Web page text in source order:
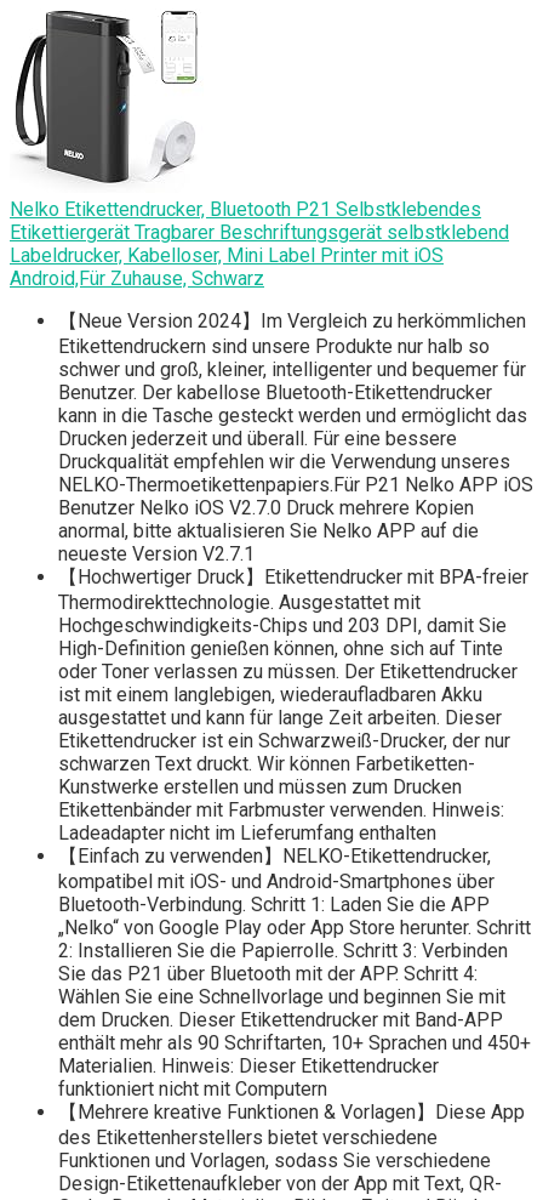
Nelko Etikettendrucker, Bluetooth P21 Selbstklebendes
Etikettiergerät Tragbarer Beschriftungsgerät selbstklebend
Labeldrucker, Kabelloser, Mini Label Printer mit iOS
Android,Für Zuhause, Schwarz
【Neue Version 2024】Im Vergleich zu herkömmlichen
Etikettendruckern sind unsere Produkte nur halb so
schwer und groß, kleiner, intelligenter und bequemer für
Benutzer. Der kabellose Bluetooth-Etikettendrucker
kann in die Tasche gesteckt werden und ermöglicht das
Drucken jederzeit und überall. Für eine bessere
Druckqualität empfehlen wir die Verwendung unseres
NELKO-Thermoetikettenpapiers.Für P21 Nelko APP iOS
Benutzer Nelko iOS V2.7.0 Druck mehrere Kopien
anormal, bitte aktualisieren Sie Nelko APP auf die
neueste Version V2.7.1
【Hochwertiger Druck】Etikettendrucker mit BPA-freier
Thermodirekttechnologie. Ausgestattet mit
Hochgeschwindigkeits-Chips und 203 DPI, damit Sie
High-Definition genießen können, ohne sich auf Tinte
oder Toner verlassen zu müssen. Der Etikettendrucker
ist mit einem langlebigen, wiederaufladbaren Akku
ausgestattet und kann für lange Zeit arbeiten. Dieser
Etikettendrucker ist ein Schwarzweiß-Drucker, der nur
schwarzen Text druckt. Wir können Farbetiketten-
Kunstwerke erstellen und müssen zum Drucken
Etikettenbänder mit Farbmuster verwenden. Hinweis:
Ladeadapter nicht im Lieferumfang enthalten
【Einfach zu verwenden】NELKO-Etikettendrucker,
kompatibel mit iOS- und Android-Smartphones über
Bluetooth-Verbindung. Schritt 1: Laden Sie die APP
„Nelko“ von Google Play oder App Store herunter. Schritt
2: Installieren Sie die Papierrolle. Schritt 3: Verbinden
Sie das P21 über Bluetooth mit der APP. Schritt 4:
Wählen Sie eine Schnellvorlage und beginnen Sie mit
dem Drucken. Dieser Etikettendrucker mit Band-APP
enthält mehr als 90 Schriftarten, 10+ Sprachen und 450+
Materialien. Hinweis: Dieser Etikettendrucker
funktioniert nicht mit Computern
【Mehrere kreative Funktionen & Vorlagen】Diese App
des Etikettenherstellers bietet verschiedene
Funktionen und Vorlagen, sodass Sie verschiedene
Design-Etikettenaufkleber von der App mit Text, QR-